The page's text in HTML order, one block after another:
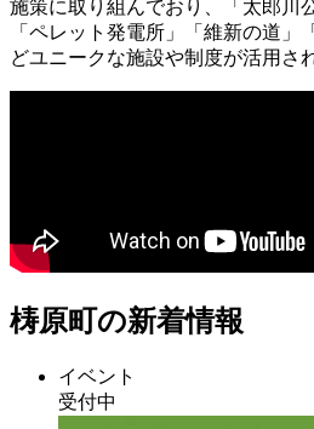
施策に取り組んでおり、「太郎川
「ペレット発電所」「維新の道」
どユニークな施設や制度が活用さ
梼原町の新着情報
イベント
受付中